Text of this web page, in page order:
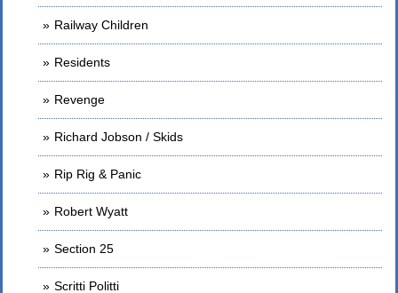
Railway Children
Residents
Revenge
Richard Jobson / Skids
Rip Rig & Panic
Robert Wyatt
Section 25
Scritti Politti